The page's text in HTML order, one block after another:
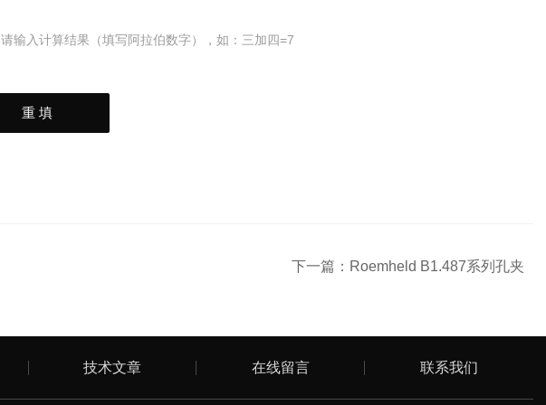
请输入计算结果（填写阿拉伯数字），如：三加四=7
下一篇： Roemheld B1.487系列孔夹
技术文章 在线留言 联系我们